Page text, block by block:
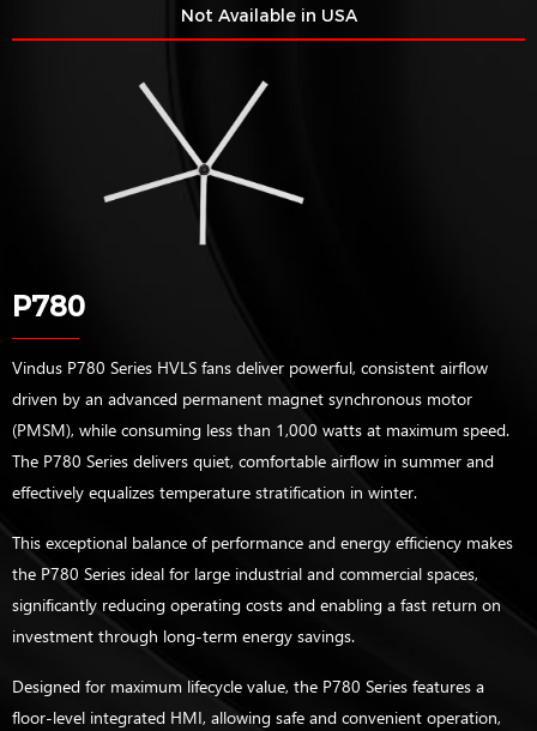
Not Available in USA
P780
Vindus P780 Series HVLS fans deliver powerful, consistent airflow
driven by an advanced permanent magnet synchronous motor
(PMSM), while consuming less than 1,000 watts at maximum speed.
The P780 Series delivers quiet, comfortable airflow in summer and
effectively equalizes temperature stratification in winter.
This exceptional balance of performance and energy efficiency makes
the P780 Series ideal for large industrial and commercial spaces,
significantly reducing operating costs and enabling a fast return on
investment through long-term energy savings.
Designed for maximum lifecycle value, the P780 Series features a
floor-level integrated HMI, allowing safe and convenient operation,